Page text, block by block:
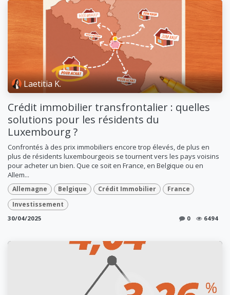
Laetitia K.
Crédit immobilier transfrontalier : quelles
solutions pour les résidents du
Luxembourg ?
Confrontés à des prix immobiliers encore trop élevés, de plus en
plus de résidents luxembourgeois se tournent vers les pays voisins
pour acheter un bien. Que ce soit en France, en Belgique ou en
Allem...
Allemagne Belgique Crédit Immobilier
France
Investissement
30/04/2025 0 6494